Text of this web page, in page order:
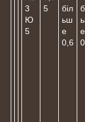
3
Ю
5
5
біл
ьш
е
0,6
е